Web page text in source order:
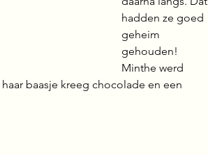
hadden ze goed
geheim
gehouden!
Minthe werd
baasje kreeg chocolade en een